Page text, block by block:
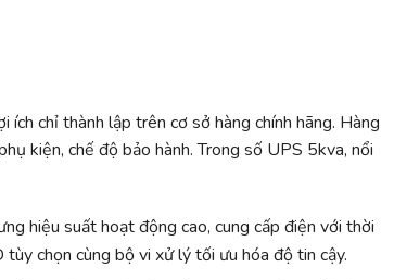
chỉ thành lập trên cơ sở hàng chính hãng. Hàng
kiện, chế độ bảo hành. Trong số UPS 5kva, nổi
hiệu suất hoạt động cao, cung cấp điện với thời
chọn cùng bộ vi xử lý tối ưu hóa độ tin cậy.